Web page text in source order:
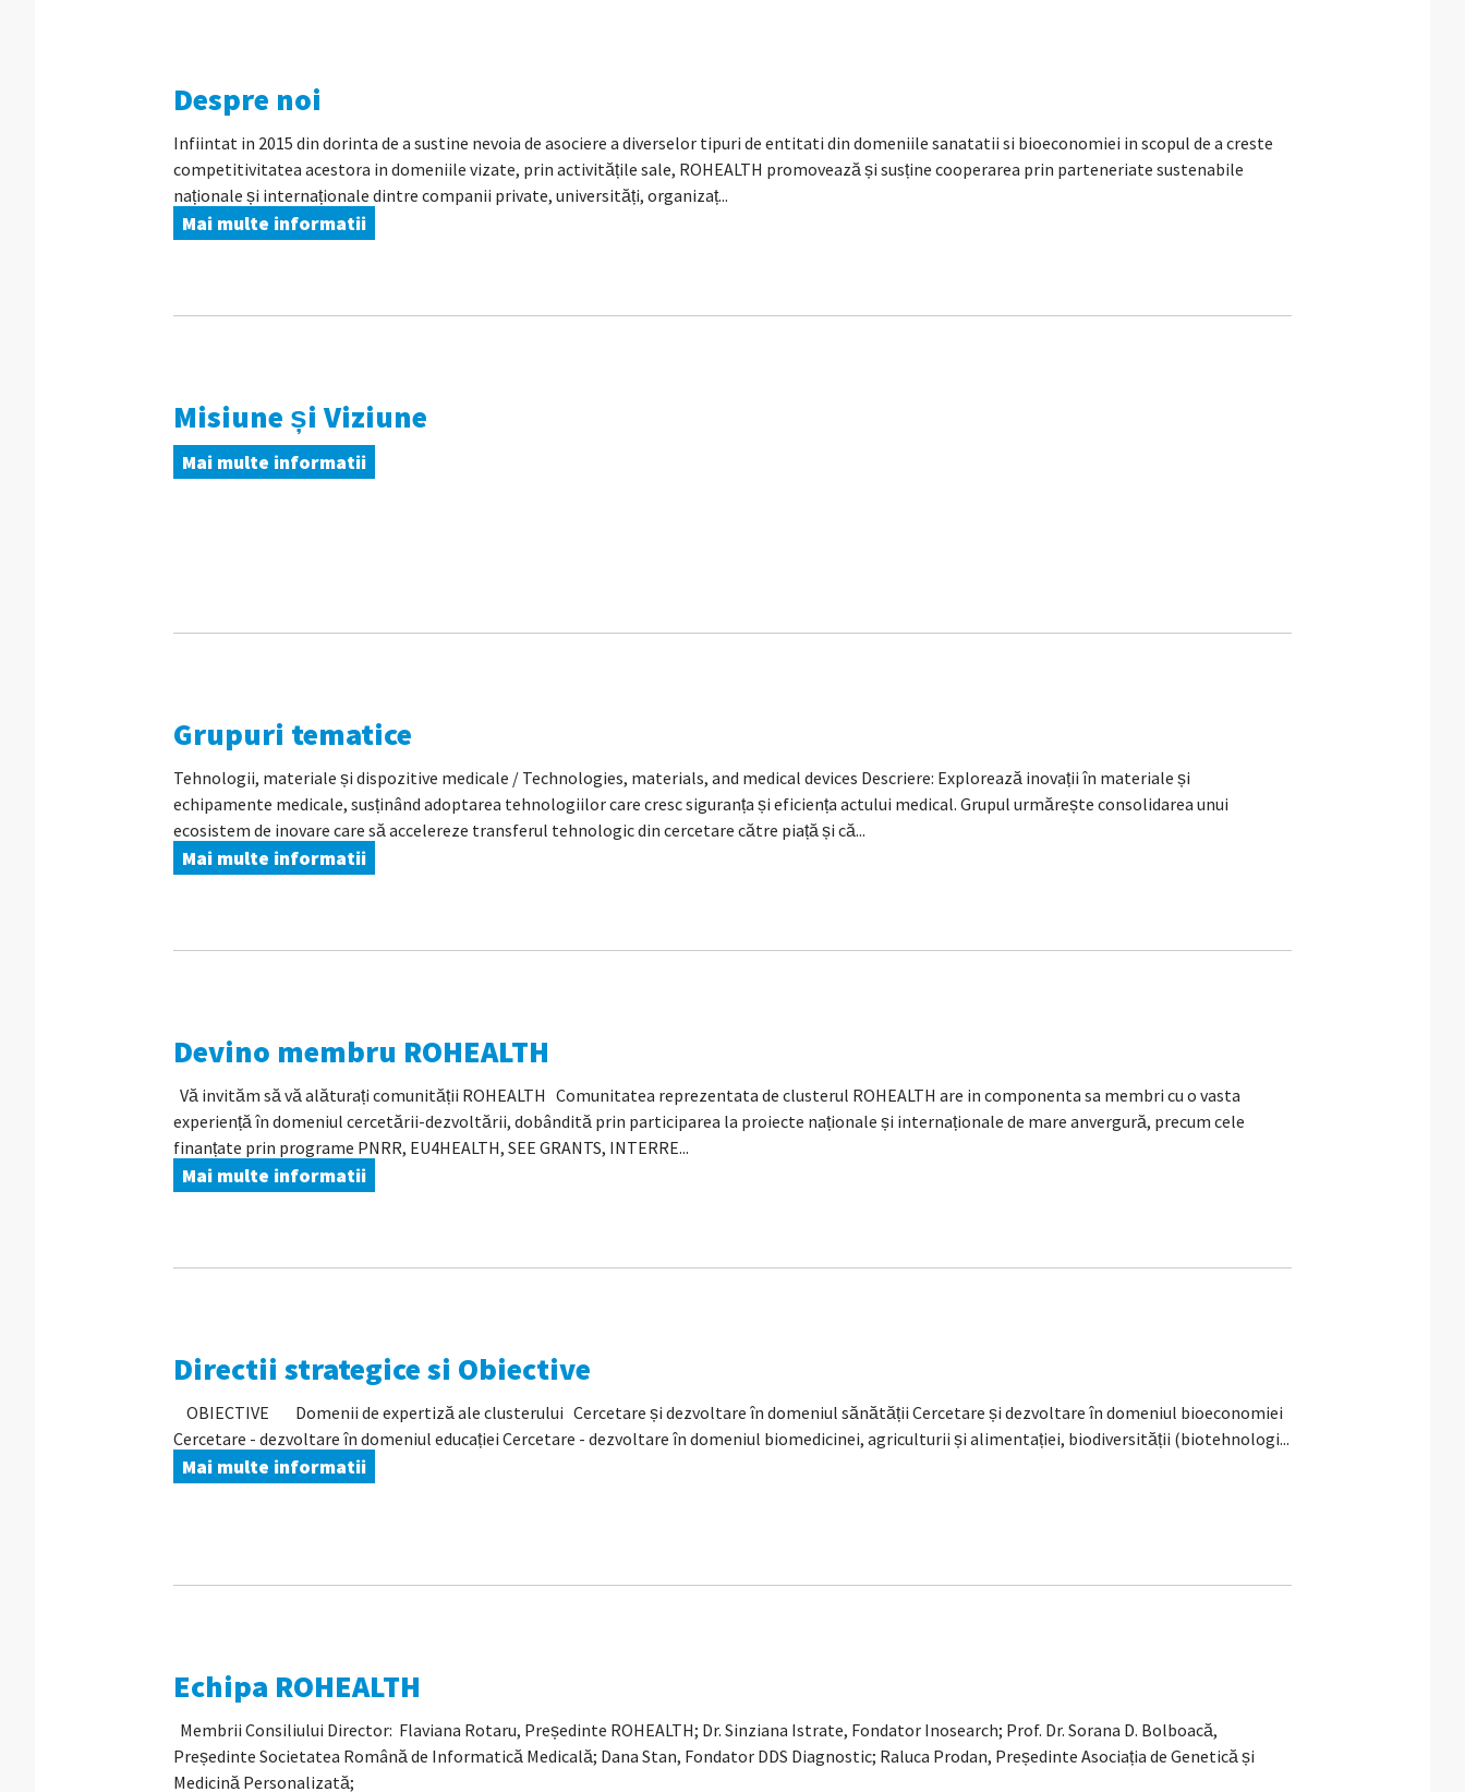
Despre noi
Infiintat in 2015 din dorinta de a sustine nevoia de asociere a diverselor tipuri de entitati din domeniile sanatatii si bioeconomiei in scopul de a creste
competitivitatea acestora in domeniile vizate, prin activitățile sale, ROHEALTH promovează și susține cooperarea prin parteneriate sustenabile
naționale și internaționale dintre companii private, universități, organizaț...
Mai multe informatii
Misiune și Viziune
Mai multe informatii
Grupuri tematice
Tehnologii, materiale și dispozitive medicale / Technologies, materials, and medical devices Descriere: Explorează inovații în materiale și
echipamente medicale, susținând adoptarea tehnologiilor care cresc siguranța și eficiența actului medical. Grupul urmărește consolidarea unui
ecosistem de inovare care să accelereze transferul tehnologic din cercetare către piață și că...
Mai multe informatii
Devino membru ROHEALTH
Vă invităm să vă alăturați comunității ROHEALTH Comunitatea reprezentata de clusterul ROHEALTH are in componenta sa membri cu o vasta
experiență în domeniul cercetării-dezvoltării, dobândită prin participarea la proiecte naționale și internaționale de mare anvergură, precum cele
finanțate prin programe PNRR, EU4HEALTH, SEE GRANTS, INTERRE...
Mai multe informatii
Directii strategice si Obiective
OBIECTIVE Domenii de expertiză ale clusterului Cercetare și dezvoltare în domeniul sănătății Cercetare și dezvoltare în domeniul bioeconomiei
Cercetare - dezvoltare în domeniul educației Cercetare - dezvoltare în domeniul biomedicinei, agriculturii și alimentației, biodiversității (biotehnologi...
Mai multe informatii
Echipa ROHEALTH
Membrii Consiliului Director: Flaviana Rotaru, Președinte ROHEALTH; Dr. Sinziana Istrate, Fondator Inosearch; Prof. Dr. Sorana D. Bolboacă,
Președinte Societatea Română de Informatică Medicală; Dana Stan, Fondator DDS Diagnostic; Raluca Prodan, Președinte Asociația de Genetică și
Medicină Personalizată;